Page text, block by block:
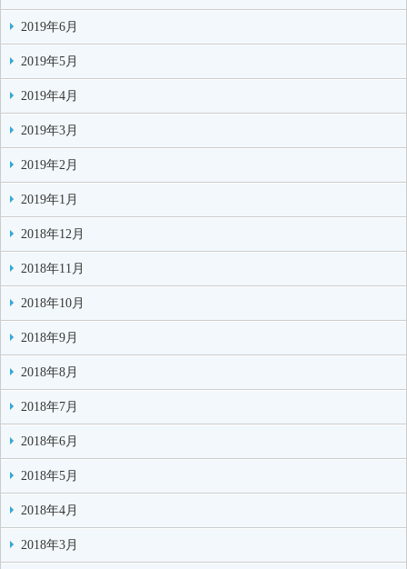
2019年6月
2019年5月
2019年4月
2019年3月
2019年2月
2019年1月
2018年12月
2018年11月
2018年10月
2018年9月
2018年8月
2018年7月
2018年6月
2018年5月
2018年4月
2018年3月